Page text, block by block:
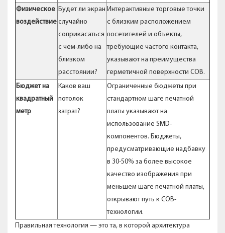
Физическое
воздействие
Будет ли экран
случайно
соприкасаться
с чем-либо на
близком
расстоянии?
Интерактивные торговые точки
с близким расположением
посетителей и объекты,
требующие частого контакта,
указывают на преимущества
герметичной поверхности COB.
Бюджет на
квадратный
метр
Каков ваш
потолок
затрат?
Ограниченные бюджеты при
стандартном шаге печатной
платы указывают на
использование SMD-
компонентов. Бюджеты,
предусматривающие надбавку
в 30-50% за более высокое
качество изображения при
меньшем шаге печатной платы,
открывают путь к COB-
технологии.
Правильная технология — это та, в которой архитектура